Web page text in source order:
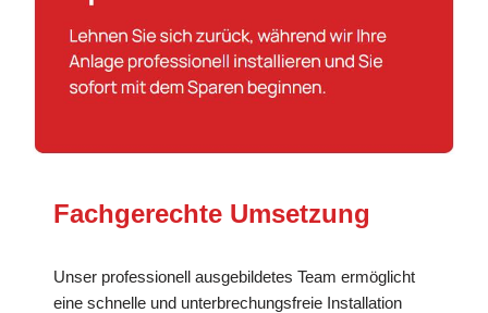
Fachgerechte Umsetzung
Unser professionell ausgebildetes Team ermöglicht
eine schnelle und unterbrechungsfreie Installation